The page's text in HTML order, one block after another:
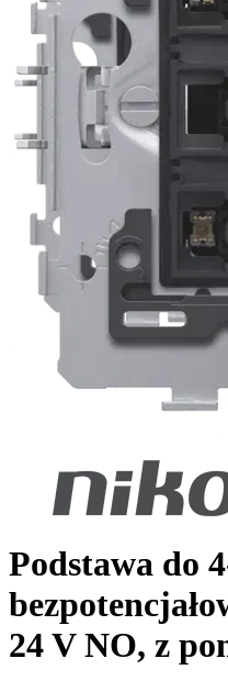
Podstawa do
24 V NO, z